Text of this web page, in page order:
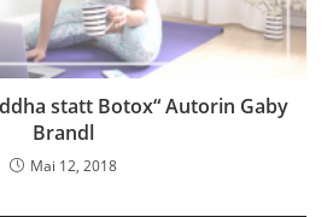
statt Botox“ Autorin Gaby
Brandl
Mai 12, 2018